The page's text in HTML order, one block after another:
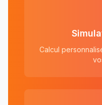
Calcul